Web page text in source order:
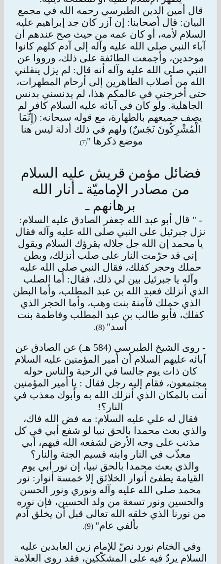
قال أمين الدين الطبرسي رحمه الله في مجمع
البيان: قال أصحابنا: إن آزر كان جد إبراهيم عليه
السلام لأمه، أو كان عمه من حيث صح عندهم أن
آباء النبي صلى الله عليه وآله إلى آدم كلهم كانوا
موحدين، وأجمعت الطائفة على ذلك، ورووا عن
النبي صلى الله عليه وآله أنه قال: لم يزل ينقلني
الله من أصلاب الطاهرين إلى أرحام المطهرات،
حتى أخرجني في عالمكم هذا، لم يدنسني بدنس
الجاهلية. ولو كان في آبائه عليه السلام كافر لم
يصف جميعهم بالطهارة، مع قوله سبحانه: (إِنَّمَا
الْمُشْرِكُونَ نَجَسٌ) ولهم في ذلك أدلة ليس هنا
موضع ذكرها "(7).
فضائل مؤمن قريش عليه السلام
من مصادر الإماميّة ـ أنار الله
برهانهم ـ
- " قال أبو عبد الله جعفر الصادق عليه السلام:
نزل جبرئيل على النبي صلى الله عليه وآله فقال
يا محمد إن الله جل جلاله يقرؤك السلام ويقول
إني قد حرّمت النار على صلب أنزلك، وبطن
حملك وحجر كفلك، فقال النبي صلى الله عليه
وآله يا جبرئيل بين لي ذلك، فقال: أما الصلب
الذي أنزلك فعبد الله بن عبد المطلب، وأما البطن
الذي حملك فآمنة بنت وهب، وأما الحجر
الذي
كفلك، فأبو طالب بن عبد المطلب وفاطمة بنت
أسد" (8).
- روى الشيخ الطبرسي (584 هـ) عن الصادق عن
آبائه عليهم السلام أن أمير المؤمنين عليه السلام
كان ذات يوم جالسا في الرحبة والناس حوله
مجتمعون، فقام إليه رجل فقال : يا أمير المؤمنين
أنت بالمكان الذي أنزلك الله به وأبوك معذب في
النار؟!
فقال له علي عليه السلام: مه فض الله فاك،
والذي بعث محمدا بالحق نبيا لو شفع أبي في كل
مذنب على وجه الأرض لشفعه الله فيهم، أبي
معذّب في النار وابنه قسيم الجنة والنار؟
والذي بعث محمدا بالحق نبيا، إن نور أبي يوم
القيامة يطفئ أنوار الخلائق إلا خمسة أنوار: نور
محمد صلى الله عليه وآله ونوري ونور الحسن
والحسين ونور تسعة من ولد الحسين، فإن نوره
من نورنا الذي خلقه الله تعالى قبل أن يخلق آدم
بألفي عام" (9).
وفي الختام نورد نصّ للإمام زين العابدين عليه
السلام يردّ فيه على المشكّكين، فقد روى العلامة